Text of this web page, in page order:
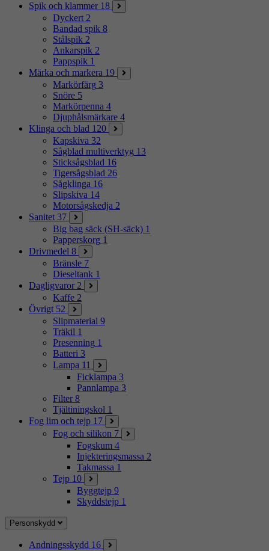
Spik och klammer 18
Dyckert 2
Bandad spik 8
Stålspik 2
Ankarspik 2
Pappspik 1
Märka och markera 19
Markörfärg 3
Snöre 5
Markörpenna 4
Djuphålsmärkare 4
Klinga och blad 120
Kapskiva 32
Sågblad multiverktyg 13
Sticksågsblad 16
Tigersågsblad 26
Sågklinga 16
Slipskiva 14
Motorsågskedja 2
Sanitet 37
Big bag säck (SH-säck) 1
Papperskorg 1
Drivmedel 8
Bränsle 7
Dieseltank 1
Dagligvaror 2
Kaffe 2
Övrigt 52
Slipmaterial 9
Träkil 1
Presenning 1
Batteri 3
Lampa 11
Ficklampa 3
Pannlampa 3
Filter 8
Tjältiningskol 1
Fog lim och tejp 17
Fog och silikon 7
Fogskum 4
Injekteringsmassa 2
Takmassa 1
Tejp 10
Byggtejp 9
Skyddstejp 1
Personskydd
Andningsskydd 16